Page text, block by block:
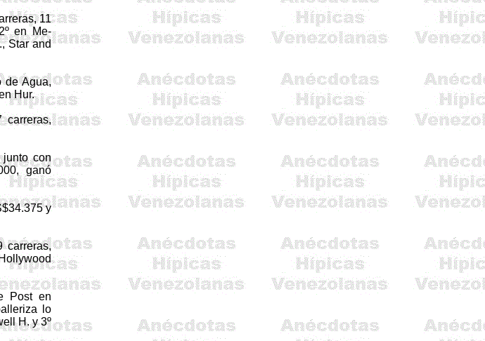
11
en Me­
Starand
de Agua,
Hur.
con
ganó
y
carreras,
Post en
lo
H. y 3º